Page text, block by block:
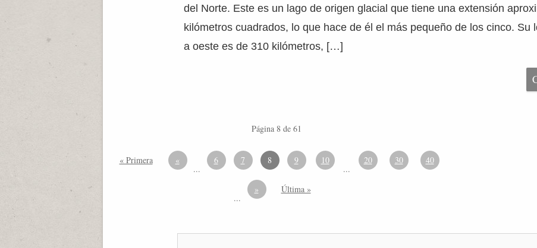
del Norte. Este es un lago de origen glacial que tiene una extensión
kilómetros cuadrados, lo que hace de él el más pequeño de los cinco. Su
a oeste es de 310 kilómetros, […]
Página 8 de 61
« Primera «
...
6 7 8 9 10
...
20 30 40
...
» Última »